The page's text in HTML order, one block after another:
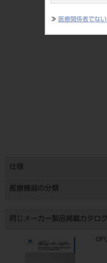
≫ 医療関係者でな
仕様
医療機器の分類
同じメーカー製品掲載カタログ
GP